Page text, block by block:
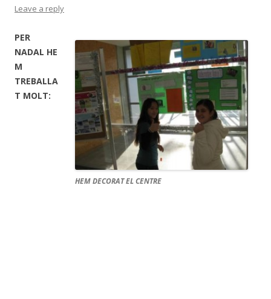
Leave a reply
HEM DECORAT EL CENTRE
PER
NADAL HE
M
TREBALLA
T MOLT: